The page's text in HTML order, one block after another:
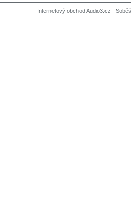
Internetový obchod Audio3.cz -